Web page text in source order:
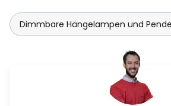
Dimmbare Hängelampen und